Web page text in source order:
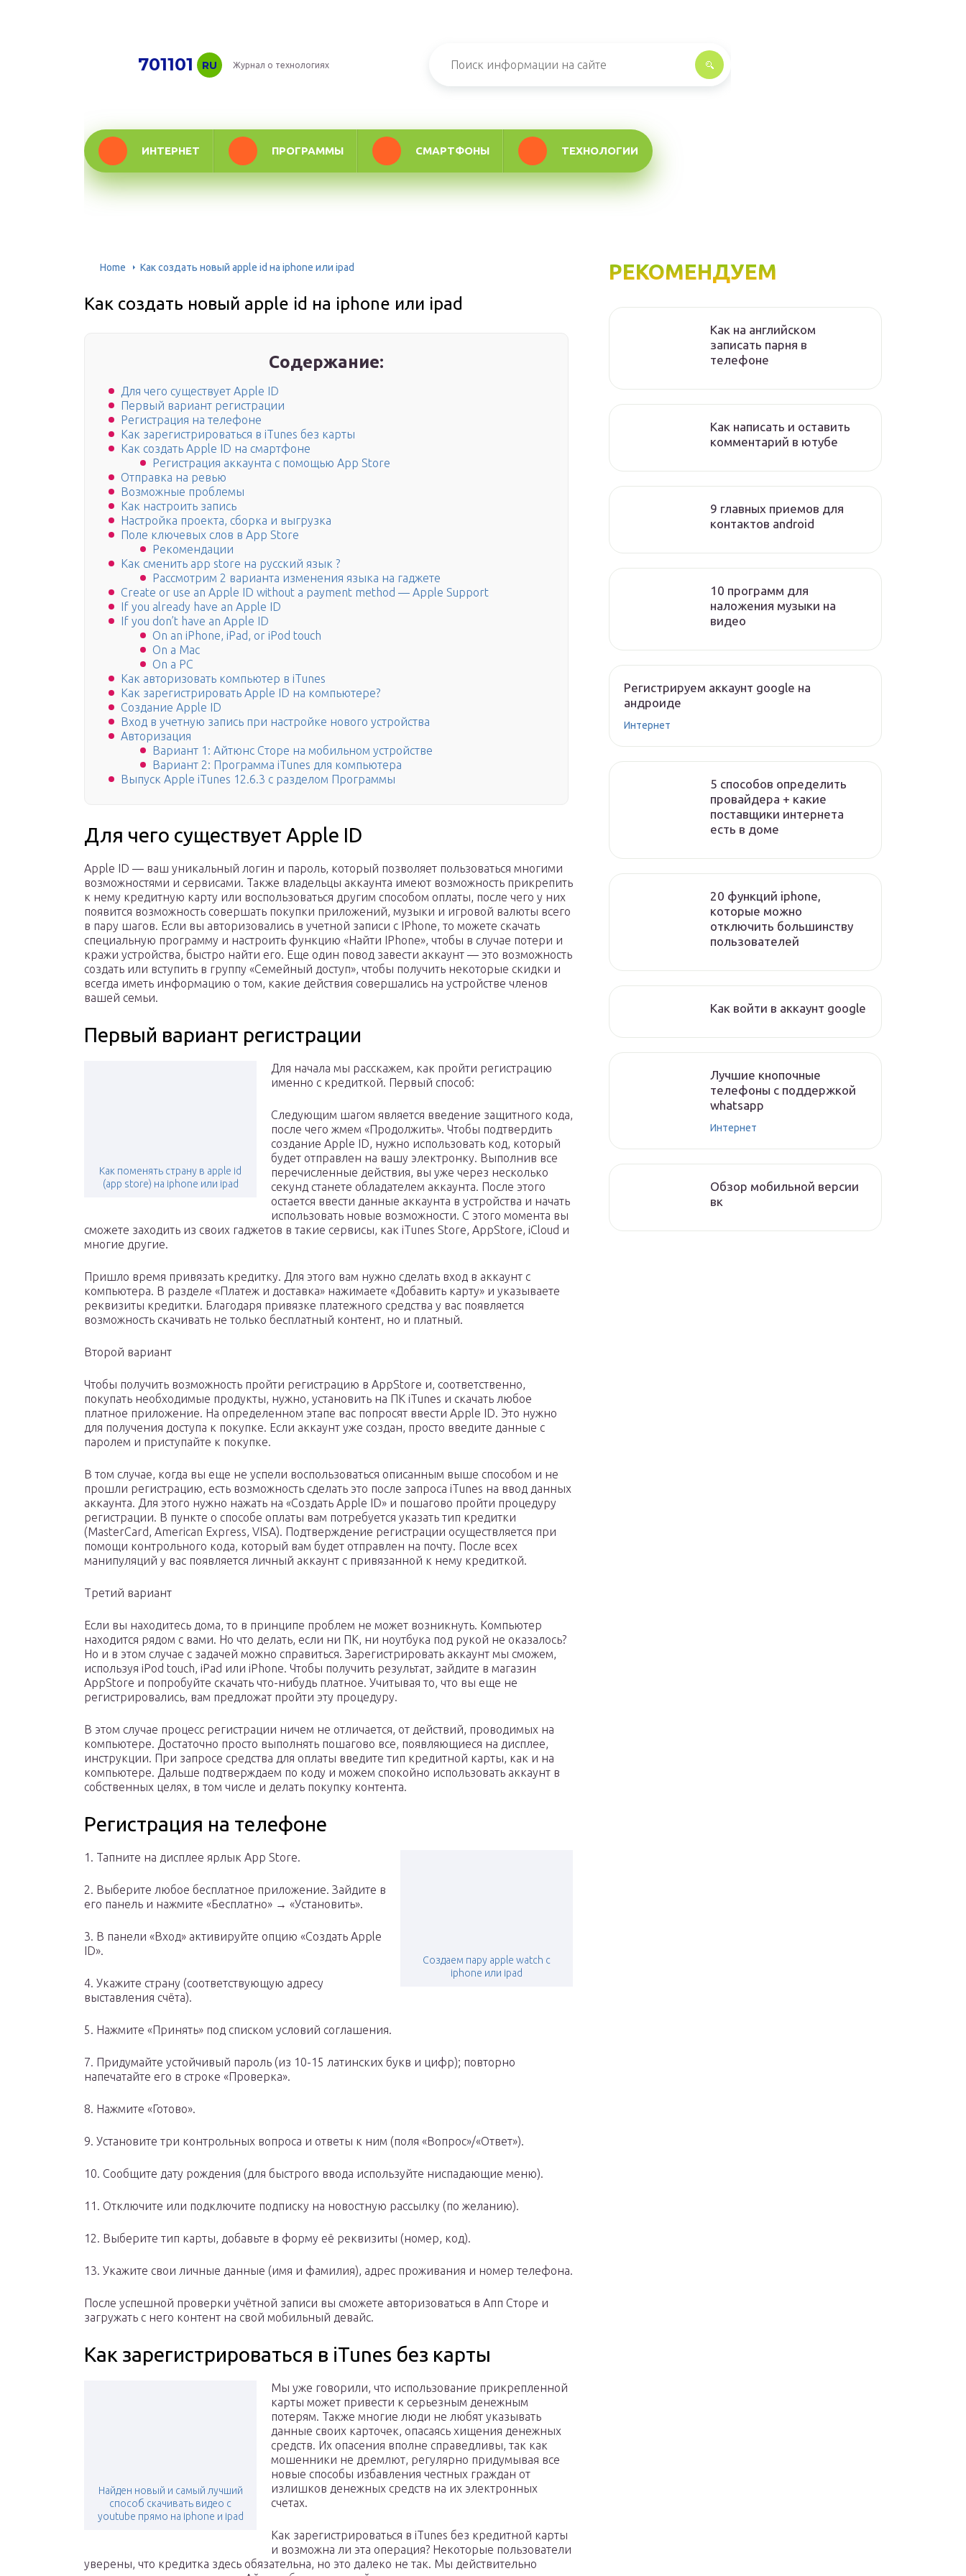
701101 RU Журнал о технологиях
ИНТЕРНЕТ ПРОГРАММЫ СМАРТФОНЫ ТЕХНОЛОГИИ
Home Как создать новый apple id на iphone или ipad
Как создать новый apple id на iphone или ipad
Содержание:
Для чего существует Apple ID
Первый вариант регистрации
Регистрация на телефоне
Как зарегистрироваться в iTunes без карты
Как создать Apple ID на смартфоне
Регистрация аккаунта с помощью App Store
Отправка на ревью
Возможные проблемы
Как настроить запись
Настройка проекта, сборка и выгрузка
Поле ключевых слов в App Store
Рекомендации
Как сменить app store на русский язык ?
Рассмотрим 2 варианта изменения языка на гаджете
Create or use an Apple ID without a payment method — Apple Support
If you already have an Apple ID
If you don’t have an Apple ID
On an iPhone, iPad, or iPod touch
On a Mac
On a PC
Как авторизовать компьютер в iTunes
Как зарегистрировать Apple ID на компьютере?
Создание Apple ID
Вход в учетную запись при настройке нового устройства
Авторизация
Вариант 1: Айтюнс Сторе на мобильном устройстве
Вариант 2: Программа iTunes для компьютера
Выпуск Apple iTunes 12.6.3 с разделом Программы
Для чего существует Apple ID
Apple ID — ваш уникальный логин и пароль, который позволяет пользоваться многими
возможностями и сервисами. Также владельцы аккаунта имеют возможность прикрепить
к нему кредитную карту или воспользоваться другим способом оплаты, после чего у них
появится возможность совершать покупки приложений, музыки и игровой валюты всего
в пару шагов. Если вы авторизовались в учетной записи с IPhone, то можете скачать
специальную программу и настроить функцию «Найти IPhone», чтобы в случае потери и
кражи устройства, быстро найти его. Еще один повод завести аккаунт — это возможность
создать или вступить в группу «Семейный доступ», чтобы получить некоторые скидки и
всегда иметь информацию о том, какие действия совершались на устройстве членов
вашей семьи.
Первый вариант регистрации
Как поменять страну в apple id
(app store) на iphone или ipad
Для начала мы расскажем, как пройти регистрацию
именно с кредиткой. Первый способ:
Следующим шагом является введение защитного кода,
после чего жмем «Продолжить». Чтобы подтвердить
создание Apple ID, нужно использовать код, который
будет отправлен на вашу электронку. Выполнив все
перечисленные действия, вы уже через несколько
секунд станете обладателем аккаунта. После этого
остается ввести данные аккаунта в устройства и начать
использовать новые возможности. С этого момента вы
сможете заходить из своих гаджетов в такие сервисы, как iTunes Store, AppStore, iCloud и
многие другие.
Пришло время привязать кредитку. Для этого вам нужно сделать вход в аккаунт с
компьютера. В разделе «Платеж и доставка» нажимаете «Добавить карту» и указываете
реквизиты кредитки. Благодаря привязке платежного средства у вас появляется
возможность скачивать не только бесплатный контент, но и платный.
Второй вариант
Чтобы получить возможность пройти регистрацию в AppStore и, соответственно,
покупать необходимые продукты, нужно, установить на ПК iTunes и скачать любое
платное приложение. На определенном этапе вас попросят ввести Apple ID. Это нужно
для получения доступа к покупке. Если аккаунт уже создан, просто введите данные с
паролем и приступайте к покупке.
В том случае, когда вы еще не успели воспользоваться описанным выше способом и не
прошли регистрацию, есть возможность сделать это после запроса iTunes на ввод данных
аккаунта. Для этого нужно нажать на «Создать Apple ID» и пошагово пройти процедуру
регистрации. В пункте о способе оплаты вам потребуется указать тип кредитки
(MasterCard, American Express, VISA). Подтверждение регистрации осуществляется при
помощи контрольного кода, который вам будет отправлен на почту. После всех
манипуляций у вас появляется личный аккаунт с привязанной к нему кредиткой.
Третий вариант
Если вы находитесь дома, то в принципе проблем не может возникнуть. Компьютер
находится рядом с вами. Но что делать, если ни ПК, ни ноутбука под рукой не оказалось?
Но и в этом случае с задачей можно справиться. Зарегистрировать аккаунт мы сможем,
используя iPod touch, iPad или iPhone. Чтобы получить результат, зайдите в магазин
AppStore и попробуйте скачать что-нибудь платное. Учитывая то, что вы еще не
регистрировались, вам предложат пройти эту процедуру.
В этом случае процесс регистрации ничем не отличается, от действий, проводимых на
компьютере. Достаточно просто выполнять пошагово все, появляющиеся на дисплее,
инструкции. При запросе средства для оплаты введите тип кредитной карты, как и на
компьютере. Дальше подтверждаем по коду и можем спокойно использовать аккаунт в
собственных целях, в том числе и делать покупку контента.
Регистрация на телефоне
Создаем пару apple watch с
iphone или ipad
1. Тапните на дисплее ярлык App Store.
2. Выберите любое бесплатное приложение. Зайдите в
его панель и нажмите «Бесплатно» → «Установить».
3. В панели «Вход» активируйте опцию «Создать Apple
ID».
4. Укажите страну (соответствующую адресу
выставления счёта).
5. Нажмите «Принять» под списком условий соглашения.
7. Придумайте устойчивый пароль (из 10-15 латинских букв и цифр); повторно
напечатайте его в строке «Проверка».
8. Нажмите «Готово».
9. Установите три контрольных вопроса и ответы к ним (поля «Вопрос»/«Ответ»).
10. Сообщите дату рождения (для быстрого ввода используйте ниспадающие меню).
11. Отключите или подключите подписку на новостную рассылку (по желанию).
12. Выберите тип карты, добавьте в форму её реквизиты (номер, код).
13. Укажите свои личные данные (имя и фамилия), адрес проживания и номер телефона.
После успешной проверки учётной записи вы сможете авторизоваться в Апп Сторе и
загружать с него контент на свой мобильный девайс.
Как зарегистрироваться в iTunes без карты
Найден новый и самый лучший
способ скачивать видео с
youtube прямо на iphone и ipad
Мы уже говорили, что использование прикрепленной
карты может привести к серьезным денежным
потерям. Также многие люди не любят указывать
данные своих карточек, опасаясь хищения денежных
средств. Их опасения вполне справедливы, так как
мошенники не дремлют, регулярно придумывая все
новые способы избавления честных граждан от
излишков денежных средств на их электронных
счетах.
Как зарегистрироваться в iTunes без кредитной карты
и возможна ли эта операция? Некоторые пользователи
уверены, что кредитка здесь обязательна, но это далеко не так. Мы действительно
РЕКОМЕНДУЕМ
Как на английском
записать парня в
телефоне
Как написать и оставить
комментарий в ютубе
9 главных приемов для
контактов android
10 программ для
наложения музыки на
видео
Регистрируем аккаунт google на
андроиде
Интернет
5 способов определить
провайдера + какие
поставщики интернета
есть в доме
20 функций iphone,
которые можно
отключить большинству
пользователей
Как войти в аккаунт google
Лучшие кнопочные
телефоны с поддержкой
whatsapp
Интернет
Обзор мобильной версии
вк